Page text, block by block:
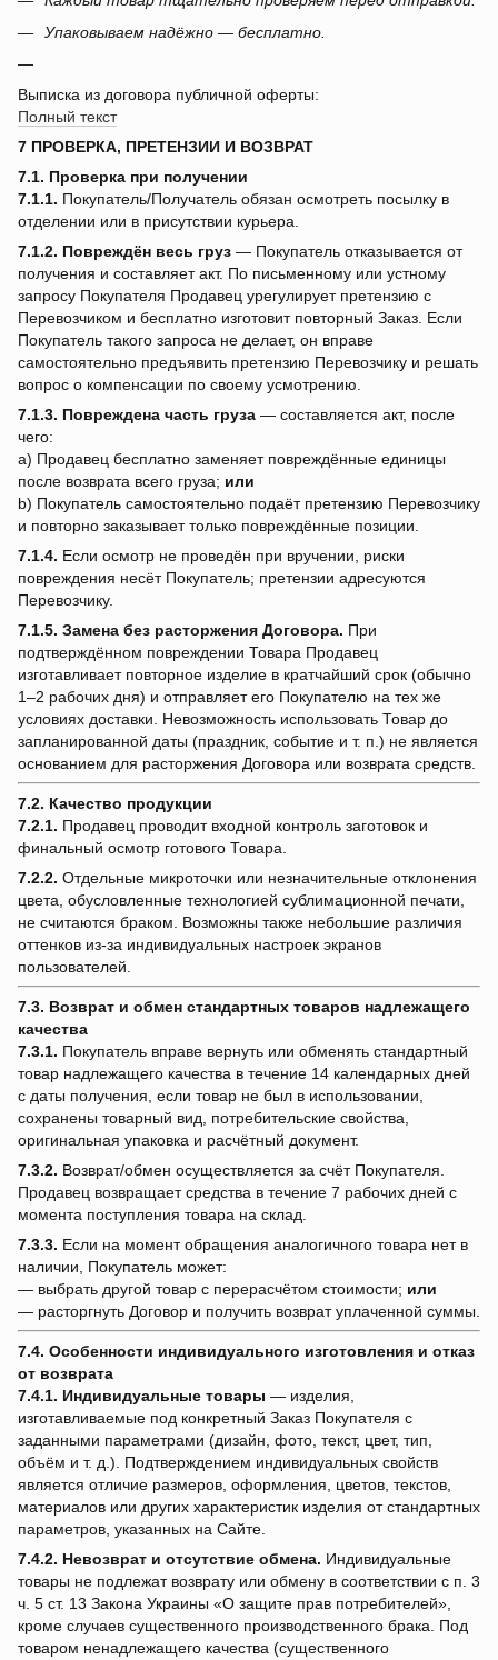
Упаковываем надёжно — бесплатно.
Выписка из договора публичной оферты:
Полный текст
7 ПРОВЕРКА, ПРЕТЕНЗИИ И ВОЗВРАТ
7.1. Проверка при получении
7.1.1. Покупатель/Получатель обязан осмотреть посылку в
отделении или в присутствии курьера.
7.1.2. Повреждён весь груз — Покупатель отказывается от
получения и составляет акт. По письменному или устному
запросу Покупателя Продавец урегулирует претензию с
Перевозчиком и бесплатно изготовит повторный Заказ. Если
Покупатель такого запроса не делает, он вправе
самостоятельно предъявить претензию Перевозчику и решать
вопрос о компенсации по своему усмотрению.
7.1.3. Повреждена часть груза — составляется акт, после
чего:
a) Продавец бесплатно заменяет повреждённые единицы
после возврата всего груза; или
b) Покупатель самостоятельно подаёт претензию Перевозчику
и повторно заказывает только повреждённые позиции.
7.1.4. Если осмотр не проведён при вручении, риски
повреждения несёт Покупатель; претензии адресуются
Перевозчику.
7.1.5. Замена без расторжения Договора. При
подтверждённом повреждении Товара Продавец
изготавливает повторное изделие в кратчайший срок (обычно
1–2 рабочих дня) и отправляет его Покупателю на тех же
условиях доставки. Невозможность использовать Товар до
запланированной даты (праздник, событие и т. п.) не является
основанием для расторжения Договора или возврата средств.
7.2. Качество продукции
7.2.1. Продавец проводит входной контроль заготовок и
финальный осмотр готового Товара.
7.2.2. Отдельные микроточки или незначительные отклонения
цвета, обусловленные технологией сублимационной печати,
не считаются браком. Возможны также небольшие различия
оттенков из-за индивидуальных настроек экранов
пользователей.
7.3. Возврат и обмен стандартных товаров надлежащего
качества
7.3.1. Покупатель вправе вернуть или обменять стандартный
товар надлежащего качества в течение 14 календарных дней
с даты получения, если товар не был в использовании,
сохранены товарный вид, потребительские свойства,
оригинальная упаковка и расчётный документ.
7.3.2. Возврат/обмен осуществляется за счёт Покупателя.
Продавец возвращает средства в течение 7 рабочих дней с
момента поступления товара на склад.
7.3.3. Если на момент обращения аналогичного товара нет в
наличии, Покупатель может:
— выбрать другой товар с перерасчётом стоимости; или
— расторгнуть Договор и получить возврат уплаченной суммы.
7.4. Особенности индивидуального изготовления и отказ
от возврата
7.4.1. Индивидуальные товары — изделия,
изготавливаемые под конкретный Заказ Покупателя с
заданными параметрами (дизайн, фото, текст, цвет, тип,
объём и т. д.). Подтверждением индивидуальных свойств
является отличие размеров, оформления, цветов, текстов,
материалов или других характеристик изделия от стандартных
параметров, указанных на Сайте.
7.4.2. Невозврат и отсутствие обмена. Индивидуальные
товары не подлежат возврату или обмену в соответствии с п. 3
ч. 5 ст. 13 Закона Украины «О защите прав потребителей»,
кроме случаев существенного производственного брака. Под
товаром ненадлежащего качества (существенного